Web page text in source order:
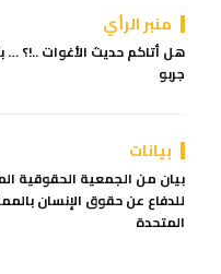
منبر الرأي
هل أتاكم حديث الأغوات ..!؟ …
جربو
بيانات
بيان من الجمعية الحقوقية
للدفاع عن حقوق الإنسان
المتحدة